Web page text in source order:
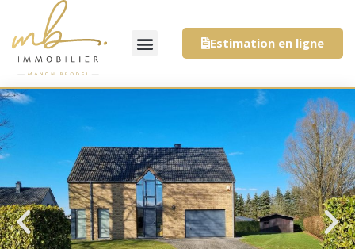
Estimation en ligne